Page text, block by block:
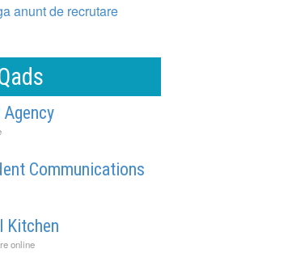
anunt de recrutare
Communications
Kitchen
online